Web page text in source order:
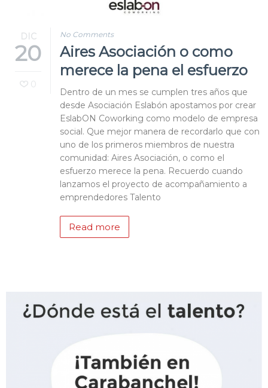
DIC
20
0
No Comments
Aires Asociación o como
merece la pena el esfuerzo
Dentro de un mes se cumplen tres años que
desde Asociación Eslabón apostamos por crear
EslabON Coworking como modelo de empresa
social. Que mejor manera de recordarlo que con
uno de los primeros miembros de nuestra
comunidad: Aires Asociación, o como el
esfuerzo merece la pena. Recuerdo cuando
lanzamos el proyecto de acompañamiento a
emprendedores Talento
Read more